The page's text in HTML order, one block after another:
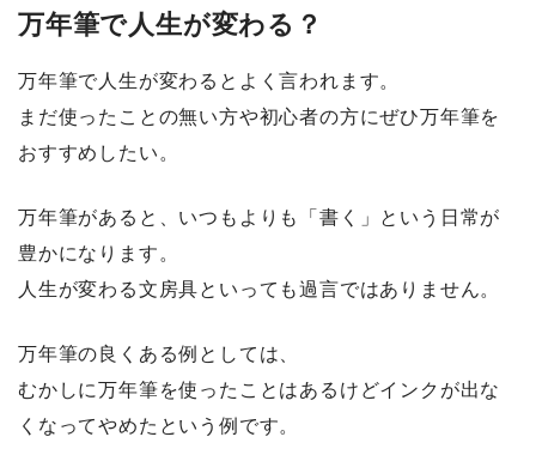
万年筆で人生が変わる？
万年筆で人生が変わるとよく言われます。
まだ使ったことの無い方や初心者の方にぜひ万年筆を
おすすめしたい。
万年筆があると、いつもよりも「書く」という日常が
豊かになります。
人生が変わる文房具といっても過言ではありません。
万年筆の良くある例としては、
むかしに万年筆を使ったことはあるけどインクが出な
くなってやめたという例です。